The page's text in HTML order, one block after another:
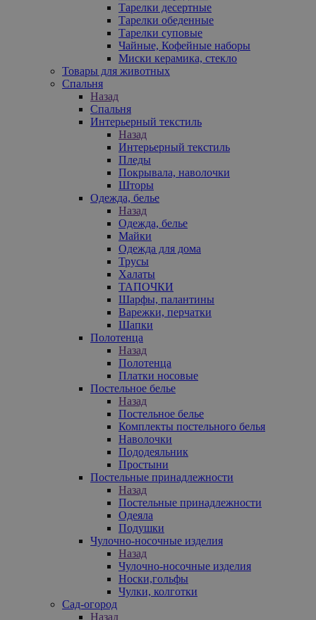
Тарелки десертные
Тарелки обеденные
Тарелки суповые
Чайные, Кофейные наборы
Миски керамика, стекло
Товары для животных
Спальня
Назад
Спальня
Интерьерный текстиль
Назад
Интерьерный текстиль
Пледы
Покрывала, наволочки
Шторы
Одежда, белье
Назад
Одежда, белье
Майки
Одежда для дома
Трусы
Халаты
ТАПОЧКИ
Шарфы, палантины
Варежки, перчатки
Шапки
Полотенца
Назад
Полотенца
Платки носовые
Постельное белье
Назад
Постельное белье
Комплекты постельного белья
Наволочки
Пододеяльник
Простыни
Постельные принадлежности
Назад
Постельные принадлежности
Одеяла
Подушки
Чулочно-носочные изделия
Назад
Чулочно-носочные изделия
Носки,гольфы
Чулки, колготки
Сад-огород
Назад